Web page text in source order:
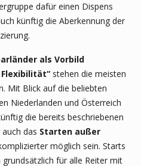
dafür einen Dispens
künftig die Aberkennung der
als Vorbild
stehen die meisten
Mit Blick auf die beliebten
Niederlanden und Österreich
die bereits beschriebenen
das Starten außer
möglich sein. Starts
für alle Reiter mit